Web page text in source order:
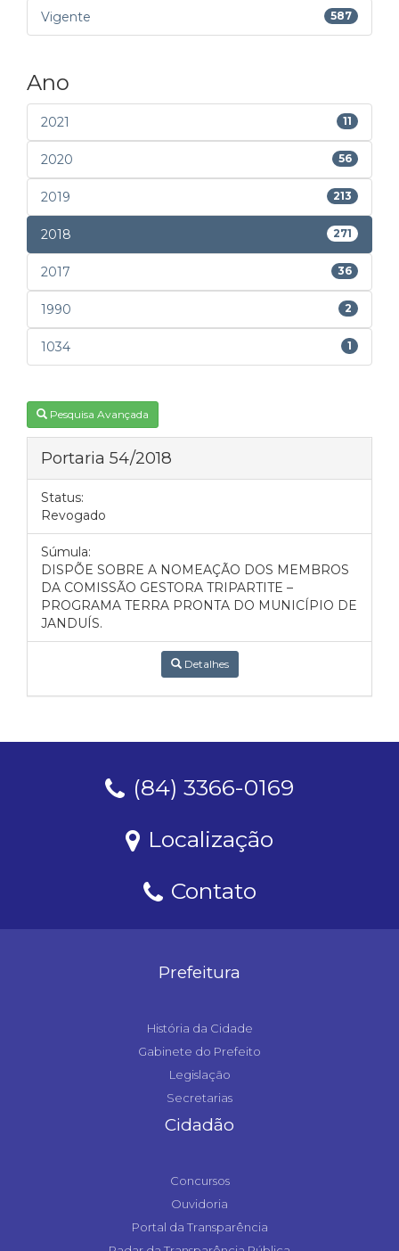
Vigente 587
Ano
2021 11
2020 56
2019 213
2018 271
2017 36
1990 2
1034 1
Pesquisa Avançada
Portaria 54/2018
Status:
Revogado
Súmula:
DISPÕE SOBRE A NOMEAÇÃO DOS MEMBROS
DA COMISSÃO GESTORA TRIPARTITE –
PROGRAMA TERRA PRONTA DO MUNICÍPIO DE
JANDUÍS.
Detalhes
(84) 3366-0169
Localização
Contato
Prefeitura
História da Cidade
Gabinete do Prefeito
Legislação
Secretarias
Cidadão
Concursos
Ouvidoria
Portal da Transparência